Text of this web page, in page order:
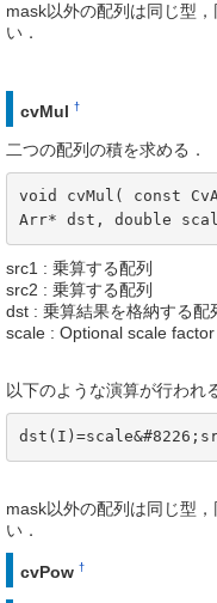
mask以外の配列は同じ型
い．
cvMul †
二つの配列の積を求める．
void cvMul( const
Arr* dst, double
src1 : 乗算する配列
src2 : 乗算する配列
dst : 乗算結果を格納する配
scale : Optional scale factor
以下のような演算が行われ
mask以外の配列は同じ型
い．
cvPow †